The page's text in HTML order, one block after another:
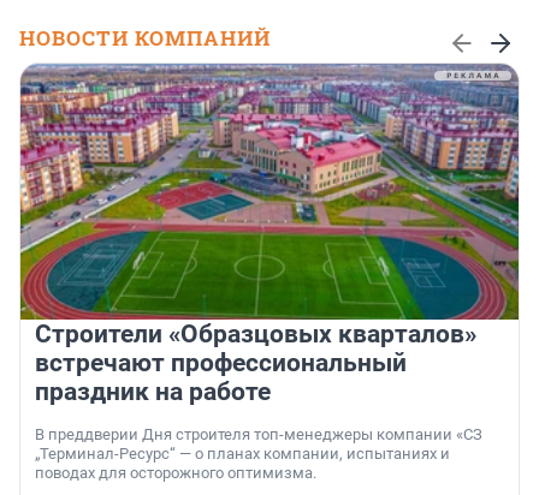
НОВОСТИ КОМПАНИЙ
Строители «Образцовых кварталов»
встречают профессиональный
праздник на работе
В преддверии Дня строителя топ-менеджеры компании «СЗ
„Терминал-Ресурс“ — о планах компании, испытаниях и
поводах для осторожного оптимизма.